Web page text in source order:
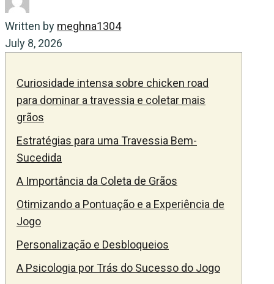
Written by meghna1304
July 8, 2026
Curiosidade intensa sobre chicken road
para dominar a travessia e coletar mais
grãos
Estratégias para uma Travessia Bem-
Sucedida
A Importância da Coleta de Grãos
Otimizando a Pontuação e a Experiência de
Jogo
Personalização e Desbloqueios
A Psicologia por Trás do Sucesso do Jogo